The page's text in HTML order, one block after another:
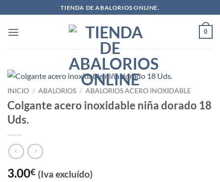
al
contenido
TIENDA DE ABALORIOS ONLINE.
0
INICIO / ABALORIOS / ABALORIOS ACERO INOXIDABLE
Colgante acero inoxidable niña dorado 18
Uds.
3.00€ (Iva excluído)